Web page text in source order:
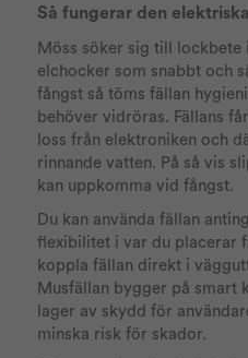
Så fungerar den
Möss söker sig till
elchocker som snabbt och
fångst så töms fällan
behöver vidröras. Fällans
loss från elektroniken och
rinnande vatten. På så vis
kan uppkomma vid fångst.
Du kan använda fällan
flexibilitet i var du placerar
koppla fällan direkt i
Musfällan bygger på smart
lager av skydd för
minska risk för skador.